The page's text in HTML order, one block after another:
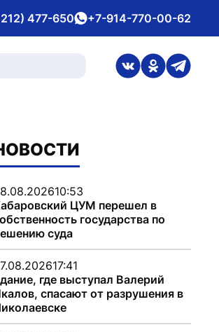
477-650whatsApp
+7-914-770-00-62
ссылка на
ссылка на
10:53
ЦУМ перешел в
государства по
суда
17:41
где выступал Валерий
спасают от разрушения в